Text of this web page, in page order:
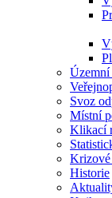
Územní
Svoz
Místní
Klikací
Krizové
Historie